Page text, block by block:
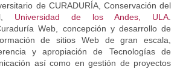
de CURADURÍA, Conservación del
Universidad de los Andes, ULA
Web, concepción y desarrollo de
de sitios Web de gran escala,
y apropiación de Tecnologías de
así como en gestión de proyectos